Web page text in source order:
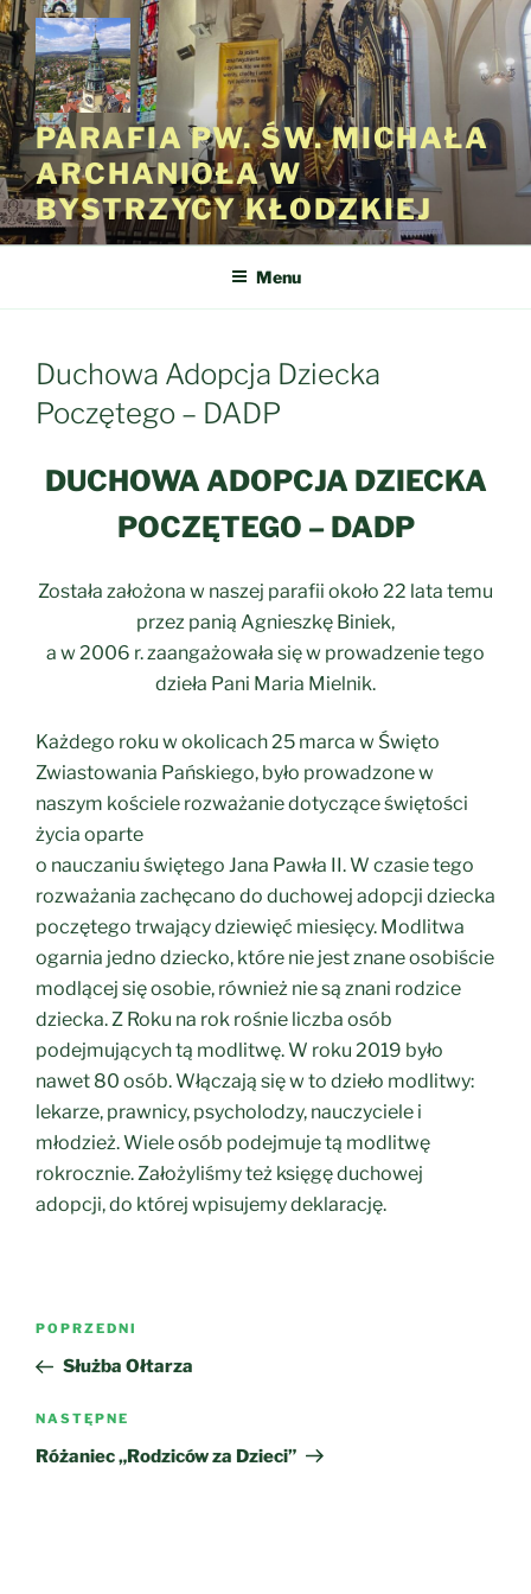
Przejdź
do
treści
PARAFIA PW. ŚW. MICHAŁA
ARCHANIOŁA W
BYSTRZYCY KŁODZKIEJ
Menu
Duchowa Adopcja Dziecka
Poczętego – DADP
DUCHOWA ADOPCJA DZIECKA
POCZĘTEGO – DADP
Została założona w naszej parafii około 22 lata temu
przez panią Agnieszkę Biniek,
a w 2006 r. zaangażowała się w prowadzenie tego
dzieła Pani Maria Mielnik.
Każdego roku w okolicach 25 marca w Święto
Zwiastowania Pańskiego, było prowadzone w
naszym kościele rozważanie dotyczące świętości
życia oparte
o nauczaniu świętego Jana Pawła II. W czasie tego
rozważania zachęcano do duchowej adopcji dziecka
poczętego trwający dziewięć miesięcy. Modlitwa
ogarnia jedno dziecko, które nie jest znane osobiście
modlącej się osobie, również nie są znani rodzice
dziecka. Z Roku na rok rośnie liczba osób
podejmujących tą modlitwę. W roku 2019 było
nawet 80 osób. Włączają się w to dzieło modlitwy:
lekarze, prawnicy, psycholodzy, nauczyciele i
młodzież. Wiele osób podejmuje tą modlitwę
rokrocznie. Założyliśmy też księgę duchowej
adopcji, do której wpisujemy deklarację.
Nawigacja
Poprzedni
wpis
POPRZEDNI
Służba Ołtarza
Następny
wpis
NASTĘPNE
Różaniec „Rodziców za Dzieci”